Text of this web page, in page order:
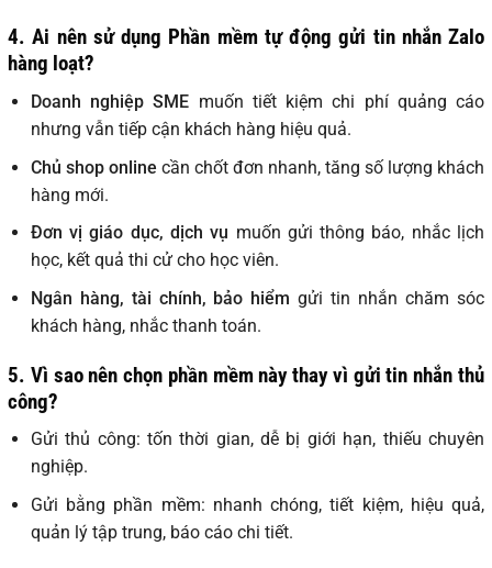
4. Ai nên sử dụng Phần mềm tự động gửi tin nhắn Zalo
hàng loạt?
Doanh nghiệp SME muốn tiết kiệm chi phí quảng cáo
nhưng vẫn tiếp cận khách hàng hiệu quả.
Chủ shop online cần chốt đơn nhanh, tăng số lượng khách
hàng mới.
Đơn vị giáo dục, dịch vụ muốn gửi thông báo, nhắc lịch
học, kết quả thi cử cho học viên.
Ngân hàng, tài chính, bảo hiểm gửi tin nhắn chăm sóc
khách hàng, nhắc thanh toán.
5. Vì sao nên chọn phần mềm này thay vì gửi tin nhắn thủ
công?
Gửi thủ công: tốn thời gian, dễ bị giới hạn, thiếu chuyên
nghiệp.
Gửi bằng phần mềm: nhanh chóng, tiết kiệm, hiệu quả,
quản lý tập trung, báo cáo chi tiết.